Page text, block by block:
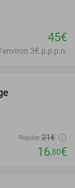
45€
3€ p.p.p.n.
Régulier 21€
16,80€